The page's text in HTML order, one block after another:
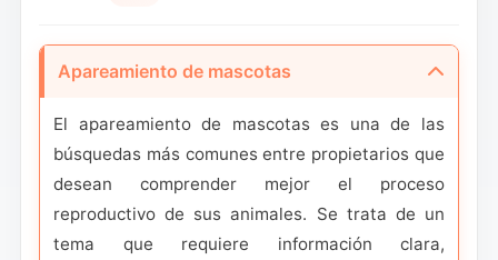
Apareamiento de mascotas
El apareamiento de mascotas es una de las
búsquedas más comunes entre propietarios que
desean comprender mejor el proceso
reproductivo de sus animales. Se trata de un
tema que requiere información clara,